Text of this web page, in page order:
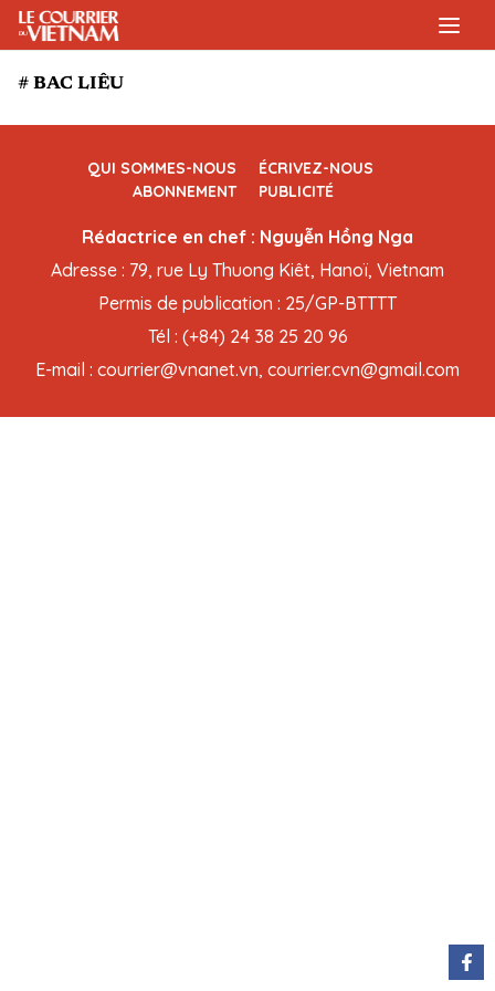
# BAC LIÊU
QUI SOMMES-NOUS
ÉCRIVEZ-NOUS
ABONNEMENT
PUBLICITÉ
Rédactrice en chef : Nguyễn Hồng Nga
Adresse : 79, rue Ly Thuong Kiêt, Hanoï, Vietnam
Permis de publication : 25/GP-BTTTT
Tél : (+84) 24 38 25 20 96
E-mail : courrier@vnanet.vn, courrier.cvn@gmail.com